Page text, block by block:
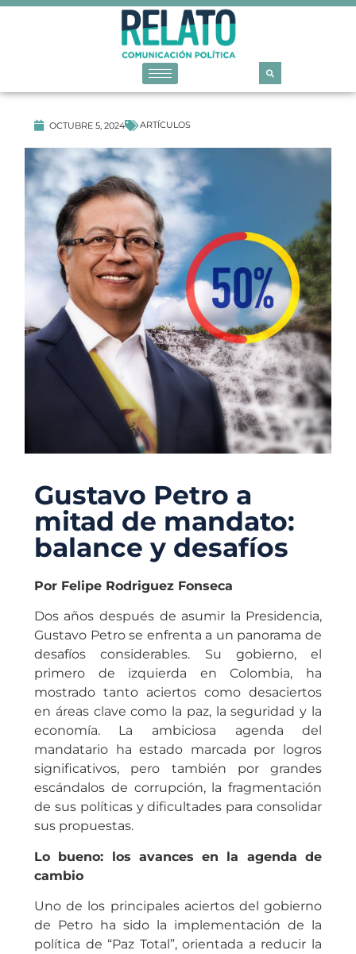
OCTUBRE 5, 2024 ARTÍCULOS
Gustavo Petro a
mitad de mandato:
balance y desafíos
Por Felipe Rodriguez Fonseca
Dos años después de asumir la Presidencia,
Gustavo Petro se enfrenta a un panorama de
desafíos considerables. Su gobierno, el
primero de izquierda en Colombia, ha
mostrado tanto aciertos como desaciertos
en áreas clave como la paz, la seguridad y la
economía. La ambiciosa agenda del
mandatario ha estado marcada por logros
significativos, pero también por grandes
escándalos de corrupción, la fragmentación
de sus políticas y dificultades para consolidar
sus propuestas.
Lo bueno: los avances en la agenda de
cambio
Uno de los principales aciertos del gobierno
de Petro ha sido la implementación de la
política de “Paz Total”, orientada a reducir la